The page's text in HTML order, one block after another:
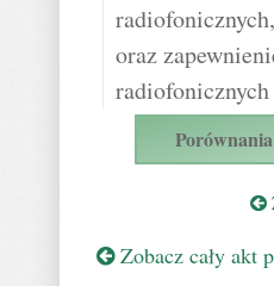
oraz
Zobacz cały akt